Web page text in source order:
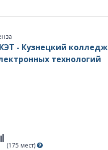
- Кузнецкий колледж
технологий
(175 мест)